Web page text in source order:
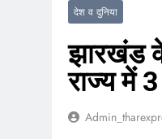
देश व दुनिया
झारखंड
राज्य में